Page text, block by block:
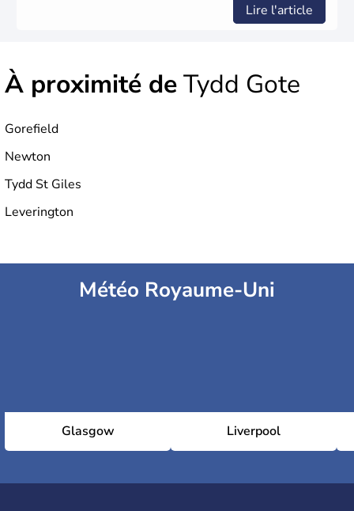
Lire l'article
À proximité deTydd Gote
Gorefield
Newton
Tydd St Giles
Leverington
Météo Royaume-Uni
Glasgow Liverpool